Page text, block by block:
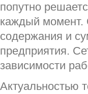
попутно
каждый момент.
содержания и
предприятия.
зависимости
Актуальностью